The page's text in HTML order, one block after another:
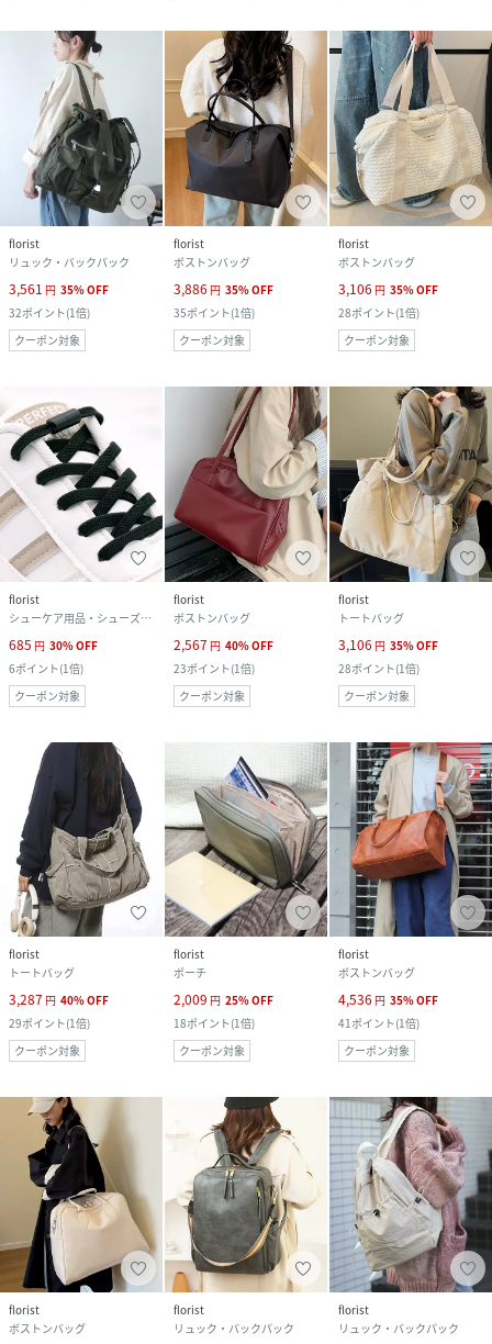
florist
リュック・バックパック
3,561 円 35%OFF
32ポイント(1倍)
クーポン対象
florist
ボストンバッグ
3,886 円 35%OFF
35ポイント(1倍)
クーポン対象
florist
ボストンバッグ
3,106 円 35%OFF
28ポイント(1倍)
クーポン対象
florist
シューケア用品・シューズ小物
685 円 30%OFF
6ポイント(1倍)
クーポン対象
florist
ボストンバッグ
2,567 円 40%OFF
23ポイント(1倍)
クーポン対象
florist
トートバッグ
3,106 円 35%OFF
28ポイント(1倍)
クーポン対象
florist
トートバッグ
3,287 円 40%OFF
29ポイント(1倍)
クーポン対象
florist
ポーチ
2,009 円 25%OFF
18ポイント(1倍)
クーポン対象
florist
ボストンバッグ
4,536 円 35%OFF
41ポイント(1倍)
クーポン対象
florist
ボストンバッグ
florist
リュック・バックパック
florist
リュック・バックパック